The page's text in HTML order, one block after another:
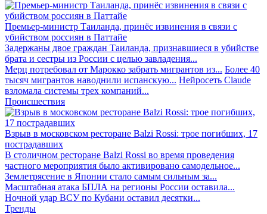
Премьер-министр Таиланда, принёс извинения в связи с
убийством россиян в Паттайе
Задержаны двое граждан Таиланда, признавшиеся в убийстве
брата и сестры из России с целью завладения...
Мерц потребовал от Марокко забрать мигрантов из... Более 40
тысяч мигрантов наводнили испанскую... Нейросеть Claude
взломала системы трех компаний...
Происшествия
Взрыв в московском ресторане Balzi Rossi: трое погибших, 17
пострадавших
В столичном ресторане Balzi Rossi во время проведения
частного мероприятия было активировано самодельное...
Землетрясение в Японии стало самым сильным за...
Масштабная атака БПЛА на регионы России оставила...
Ночной удар ВСУ по Кубани оставил десятки...
Тренды